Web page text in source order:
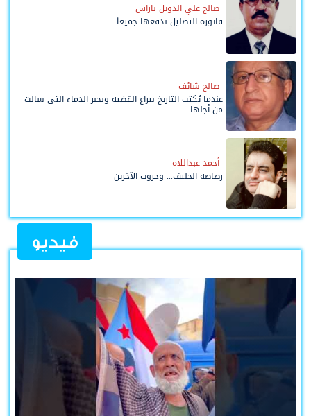
صالح علي الدويل باراس
فاتورة التضليل ندفعها جميعاً
صالح شائف
عندما يُكتب التاريخ بيراع القضية وبحبر الدماء التي سالت
من أجلها
أحمد عبداللاه
رصاصة الحليف... وحروب الآخرين
فيديو